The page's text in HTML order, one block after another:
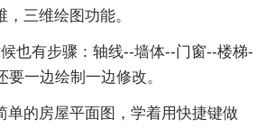
三维绘图功能。
候也有步骤：轴线--墙体--门窗--楼梯-
一边绘制一边修改。
单的房屋平面图，学着用快捷键做